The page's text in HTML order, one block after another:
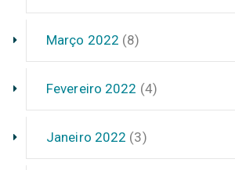
Março 2022 (8)
Fevereiro 2022 (4)
Janeiro 2022 (3)